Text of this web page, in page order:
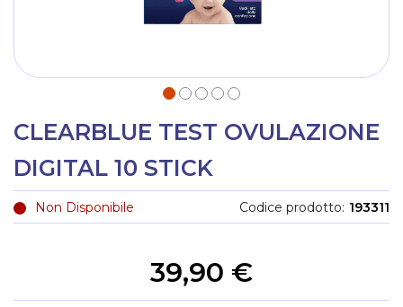
CLEARBLUE TEST OVULAZIONE
DIGITAL 10 STICK
Non Disponibile Codice prodotto 193311
39,90 €